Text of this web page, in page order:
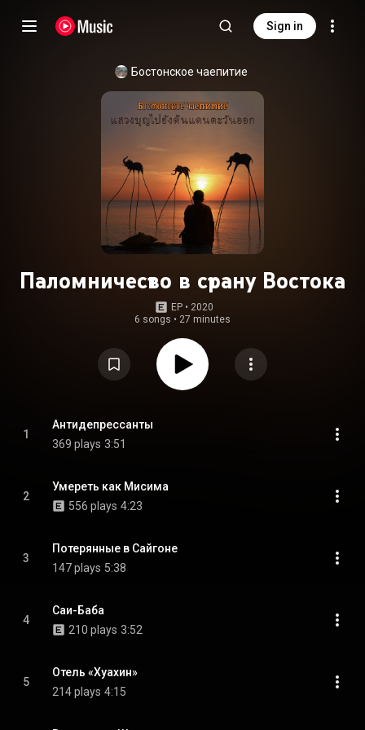
Sign in
Бостонское чаепитие
Паломничество в страну Востока
EP • 2020
6 songs • 27 minutes
1
Антидепрессанты
369 plays 3:51
2
Умереть как Мисима
556 plays 4:23
3
Потерянные в Сайгоне
147 plays 5:38
4
Саи-Баба
210 plays 3:52
5
Отель «Хуахин»
214 plays 4:15